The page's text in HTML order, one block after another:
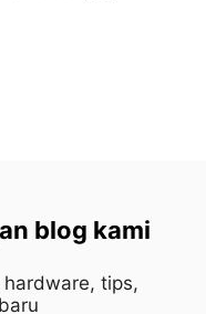
blog kami
tips,